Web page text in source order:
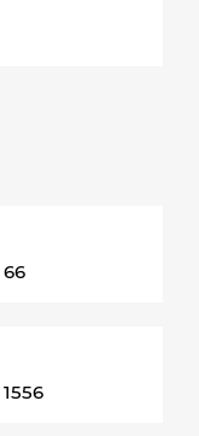
66
1556